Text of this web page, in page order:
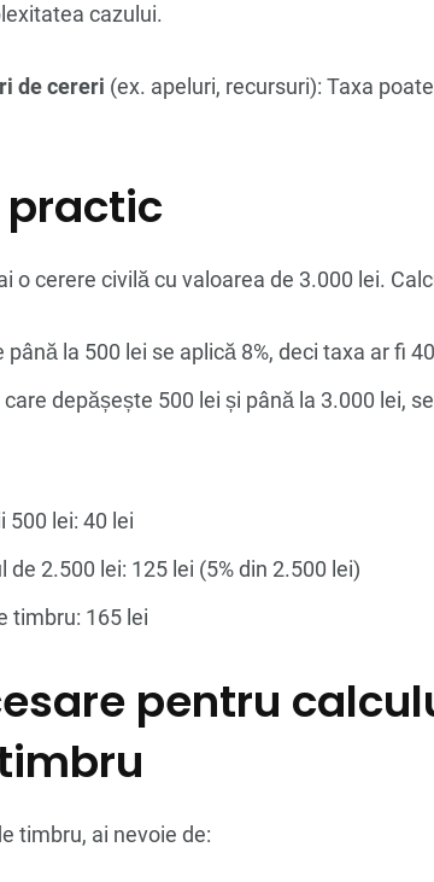
cazului.
de cereri (ex. apeluri, recursuri): Taxa
practic
o cerere civilă cu valoarea de 3.000 lei.
până la 500 lei se aplică 8%, deci taxa ar fi
depășește 500 lei și până la 3.000 lei,
500 lei: 40 lei
de 2.500 lei: 125 lei (5% din 2.500 lei)
timbru: 165 lei
pentru
timbru, ai nevoie de: